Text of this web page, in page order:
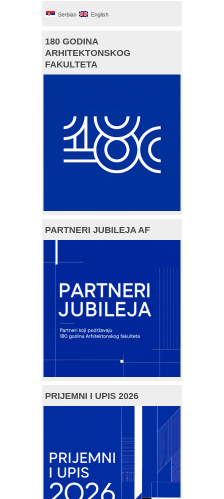
Serbian English
180 GODINA
ARHITEKTONSKOG
FAKULTETA
PARTNERI JUBILEJA AF
PRIJEMNI I UPIS 2026